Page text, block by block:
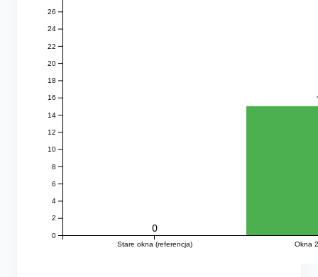
Stare okna (referencja) Okna
0
2
4
6
8
10
12
14
16
18
20
22
24
26
0